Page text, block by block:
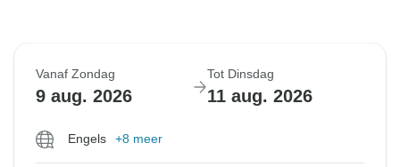
Vanaf Zondag
9 aug. 2026
Tot Dinsdag
11 aug. 2026
Engels +8 meer